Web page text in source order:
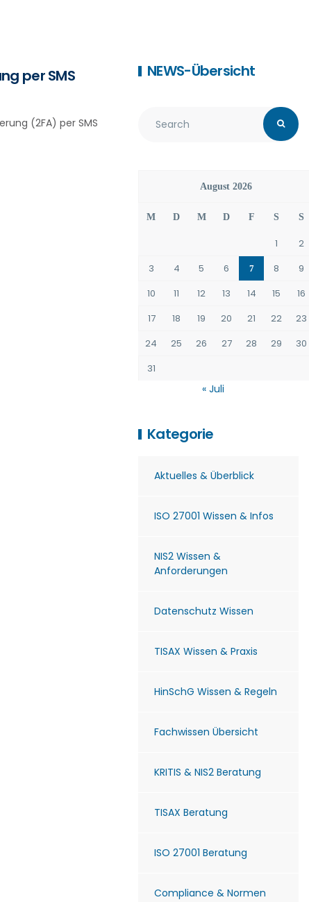
per SMS
(2FA) per SMS
NEWS-Übersicht
August 2026
M D M D F S S
1
2
3
4 5 6 7 8
9
10
11 12 13 14 15
16
17
18 19 20 21 22
23
24
25 26 27 28 29
30
31
« Juli
Kategorie
Aktuelles & Überblick
ISO 27001 Wissen & Infos
NIS2 Wissen &
Anforderungen
Datenschutz Wissen
TISAX Wissen & Praxis
HinSchG Wissen & Regeln
Fachwissen Übersicht
KRITIS & NIS2 Beratung
TISAX Beratung
ISO 27001 Beratung
Compliance & Normen